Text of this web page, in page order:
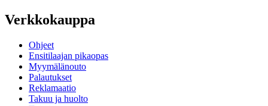
Verkkokauppa
Ohjeet
Ensitilaajan pikaopas
Myymälänouto
Palautukset
Reklamaatio
Takuu ja huolto